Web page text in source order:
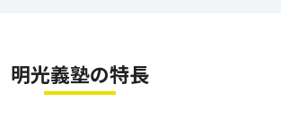
明光義塾の特長